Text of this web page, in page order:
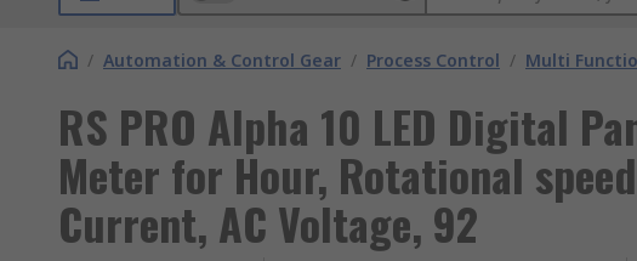
/ Automation & Control Gear / Process Control / Multi
RS PRO Alpha 10 LED Digital
Meter for Hour, Rotational
Current, AC Voltage, 92